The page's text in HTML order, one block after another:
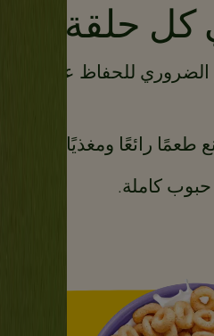
كل حلقة!
للحفاظ على
طعمًا رائعًا ومغذيًا